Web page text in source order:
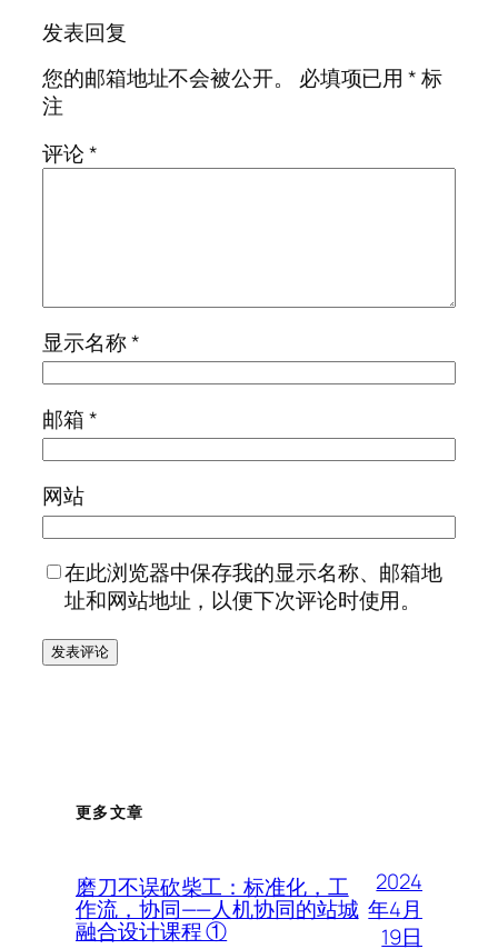
发表回复
您的邮箱地址不会被公开。
必填项已用*标
注
评论*
显示名称*
邮箱*
网站
在此浏览器中保存我的显示名称、邮箱地
址和网站地址，以便下次评论时使用。
更多文章
磨刀不误砍柴工：标准化，工
作流，协同——人机协同的站城
融合设计课程 ①
2024
年4月
19日